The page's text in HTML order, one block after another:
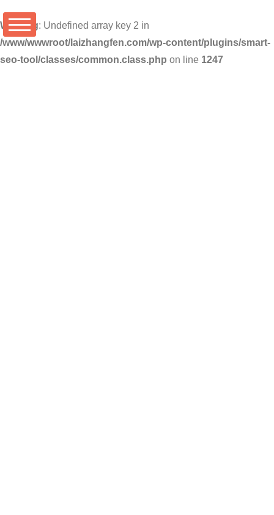
Warning: Undefined array key 2 in
/www/wwwroot/laizhangfen.com/wp-content/plugins/smart-
seo-tool/classes/common.class.php on line 1247